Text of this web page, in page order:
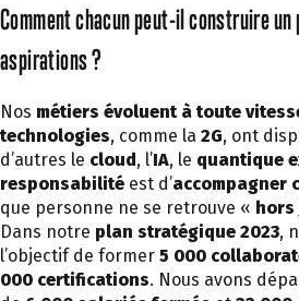
Comment chacun peut-il construire
aspirations ?
Nos métiers évoluent à toute
technologies, comme la 2G, ont
d’autres le cloud, l’IA, le quantique
responsabilité est d’accompagner
que personne ne se retrouve « hors
Dans notre plan stratégique 2023,
l’objectif de former 5 000
000 certifications. Nous avons